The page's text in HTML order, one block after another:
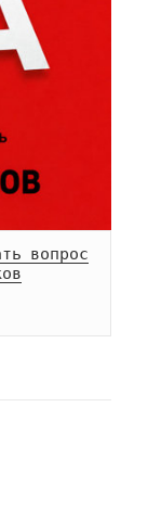
вопрос